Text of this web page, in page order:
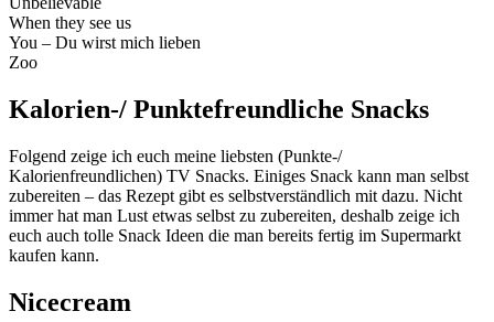
When they see us
You – Du wirst mich lieben
Zoo
Kalorien-/ Punktefreundliche Snacks
Folgend zeige ich euch meine liebsten (Punkte-/
Kalorienfreundlichen) TV Snacks. Einiges Snack kann man selbst
zubereiten – das Rezept gibt es selbstverständlich mit dazu. Nicht
immer hat man Lust etwas selbst zu zubereiten, deshalb zeige ich
euch auch tolle Snack Ideen die man bereits fertig im Supermarkt
kaufen kann.
Nicecream